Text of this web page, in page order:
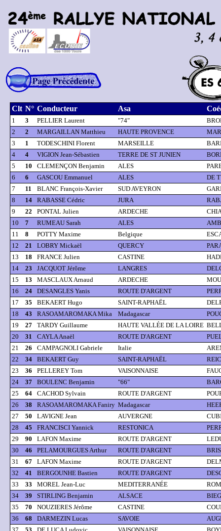
Clt N° Conducteur Asa
1 3 PELLIER Laurent "74"
2
2 MARGAILLAN Matthieu HAUTE PROVENCE
3
1 TODESCHINI Florent MARSEILLE
4
4 VIGION Jean-Sébastien TERRE DE ST JUNIEN
5
10 CLEMENÇON Benjamin ALES
6
6 GASCOU Emmanuel ALES
DE
7
11 BLANC François-Xavier SUD AVEYRON
8
14 RABASSE Cédric JURA
9
22 PONTAL Julien ARDECHE
10
7 RUMEAU Sarah ALES
11
8 POTTY Maxime Belgique
12
21 LOBRY Mickaël QUERCY
13
18 FRANCE Julien CASTINE
14
23 JACQUOT Jérôme LANGRES
15
13 MASCLAUX Arnaud ARDECHE
16
24 DESANGLES Yanis ROUTE D'ARGENT
17
35 BEKAERT Hugo SAINT-RAPHAËL
18
43 RASOAMAROMAKA Mika Madagascar
19
27 TARDY Guillaume HAUTE VALLÉE DE LA LOIRE
20
31 CAYLA Anaël ROUTE D'ARGENT
21
26 CAMPAGNOLI Gabriele Italie
22
34 BEKAERT Guy SAINT-RAPHAËL
23
36 PELLEREY Tom VAISONNAISE
24
37 BOULENC Benjamin "66"
25
64 CACHOD Sylvain ROUTE D'ARGENT
26
38 RASOAMAROMAKA Faniry Madagascar
27
50 LAVIGNE Jean AUVERGNE
28
45 FRANCISCI Yannick RESTONICA
29
90 LAFON Maxime ROUTE D'ARGENT
30
46 PELAMOURGUES Arthur ROUTE D'ARGENT
31
67 LAFON Maxime ROUTE D'ARGENT
32
41 BERGOUNHE Bastien ROUTE D'ARGENT
33
33 MOREL Jean-Luc MEDITERRANÉE
34
39 STIRLING Benjamin ALSACE
35
70 NOUZIERES Jérôme CASTINE
36
68 DARMEZIN Lucas SAVOIE